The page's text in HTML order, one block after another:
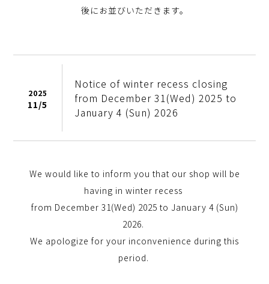
後にお並びいただきます。
2025
11/5
Notice of winter recess closing
from December 31(Wed) 2025 to
January 4 (Sun) 2026
We would like to inform you that our shop will be
having in winter recess
from December 31(Wed) 2025 to January 4 (Sun)
2026.
We apologize for your inconvenience during this
period.